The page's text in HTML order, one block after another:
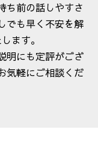
ち前の話しやすさ
でも早く不安を解
ます。
明にも定評がござ
気軽にご相談くだ